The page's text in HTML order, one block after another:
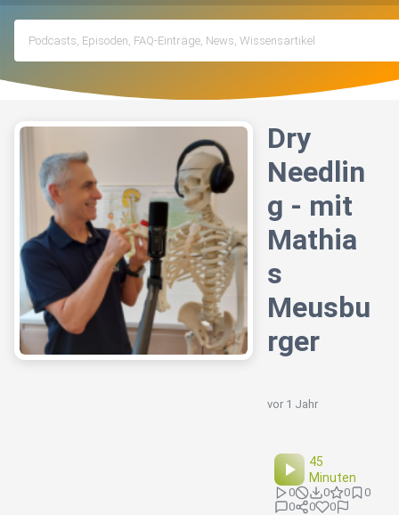
Dry
Needlin
g - mit
Mathia
s
Meusbu
rger
vor 1 Jahr
45
Minuten
0 0 0
0
0
0 0